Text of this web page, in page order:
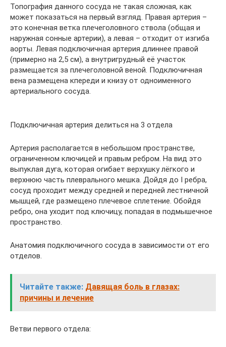
Топография данного сосуда не такая сложная, как
может показаться на первый взгляд. Правая артерия –
это конечная ветка плечеголовного ствола (общая и
наружная сонные артерии), а левая – отходит от изгиба
аорты. Левая подключичная артерия длиннее правой
(примерно на 2,5 см), а внутригрудный её участок
размещается за плечеголовной веной. Подключичная
вена размещена кпереди и книзу от одноименного
артериального сосуда.
Подключичная артерия делиться на 3 отдела
Артерия располагается в небольшом пространстве,
ограниченном ключицей и правым ребром. На вид это
выпуклая дуга, которая огибает верхушку лёгкого и
верхнюю часть плеврального мешка. Дойдя до I ребра,
сосуд проходит между средней и передней лестничной
мышцей, где размещено плечевое сплетение. Обойдя
ребро, она уходит под ключицу, попадая в подмышечное
пространство.
Анатомия подключичного сосуда в зависимости от его
отделов.
Читайте также: Давящая боль в глазах:
причины и лечение
Ветви первого отдела: